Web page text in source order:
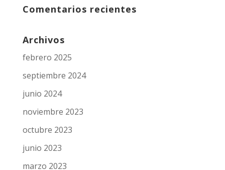
Comentarios recientes
Archivos
febrero 2025
septiembre 2024
junio 2024
noviembre 2023
octubre 2023
junio 2023
marzo 2023